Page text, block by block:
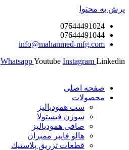
پرش به محتوا
07644491024
07644491044
info@mahanmed-mfg.com
WhatsappYoutube Instagram Linkedin
صفحه اصلی
محصولات
ست همودیالیز
سوزن فیستولا
صافی همودیالیز
هالو فایبر ممبران
قطعات تزريق پلاستيك